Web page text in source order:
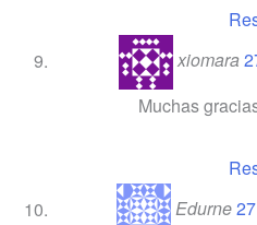
xiomara
Muchas
Edurne